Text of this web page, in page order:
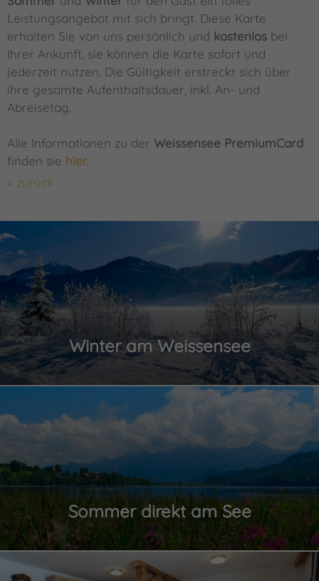
Leistungsangebot mit sich bringt. Diese Karte
erhalten Sie von uns persönlich und kostenlos bei
Ihrer Ankunft, sie können die Karte sofort und
jederzeit nutzen. Die Gültigkeit erstreckt sich über
ihre gesamte Aufenthaltsdauer, inkl. An- und
Abreisetag.
Alle Informationen zu der Weissensee PremiumCard
finden sie hier.
« zurück
Winter am Weissensee
Sommer direkt am See